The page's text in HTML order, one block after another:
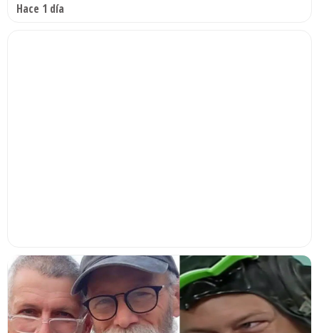
Hace 1 día